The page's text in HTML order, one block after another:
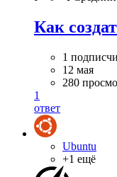
Как
1
12 мая
280
1
ответ
Ubuntu
+1 ещё